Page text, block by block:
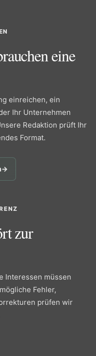
eine
einreichen, ein
Ihr Unternehmen
Redaktion prüft Ihr
Format.
→
zur
Interessen müssen
Fehler,
prüfen wir